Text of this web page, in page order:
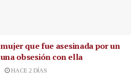
que fue asesinada por un
obsesión con ella
HACE 2 DÍAS